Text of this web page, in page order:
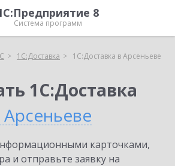
8
Система программ
1С:Доставка 1С:Доставка в Арсеньеве
1С:Доставка
Арсеньеве
карточками,
и отправьте заявку на